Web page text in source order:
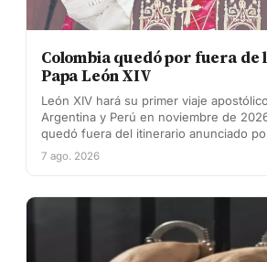
Colombia quedó por fuera de
Papa León XIV
León XIV hará su primer viaje
Argentina y Perú en noviembre de
quedó fuera del itinerario anunciado
7 ago. 2026